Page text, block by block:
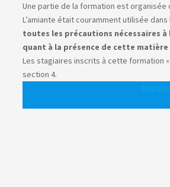
Une partie de la formation est organisée
L’amiante était couramment utilisée
toutes les précautions nécessaires
quant à la présence de cette matière
Les stagiaires inscrits à cette formation
section 4.